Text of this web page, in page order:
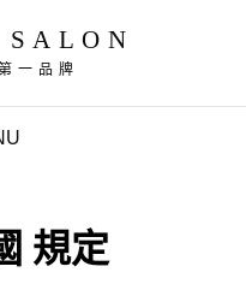
一品牌
規定